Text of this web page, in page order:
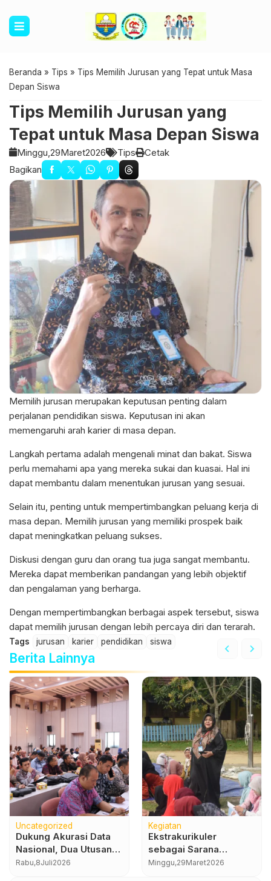
Beranda » Tips » Tips Memilih Jurusan yang Tepat untuk Masa
Depan Siswa
Tips Memilih Jurusan yang
Tepat untuk Masa Depan Siswa
Minggu, 29Maret2026 Tips
Cetak
Bagikan
Memilih jurusan merupakan keputusan penting dalam
perjalanan pendidikan siswa. Keputusan ini akan
memengaruhi arah karier di masa depan.
Langkah pertama adalah mengenali minat dan bakat. Siswa
perlu memahami apa yang mereka sukai dan kuasai. Hal ini
dapat membantu dalam menentukan jurusan yang sesuai.
Selain itu, penting untuk mempertimbangkan peluang kerja di
masa depan. Memilih jurusan yang memiliki prospek baik
dapat meningkatkan peluang sukses.
Diskusi dengan guru dan orang tua juga sangat membantu.
Mereka dapat memberikan pandangan yang lebih objektif
dan pengalaman yang berharga.
Dengan mempertimbangkan berbagai aspek tersebut, siswa
dapat memilih jurusan dengan lebih percaya diri dan terarah.
Tags jurusan karier pendidikan siswa
Berita Lainnya
Uncategorized
Dukung Akurasi Data
Nasional, Dua Utusan
SMKN 1 Kota Jambi Ikuti
Rabu,8Juli2026
Kegiatan
Ekstrakurikuler
sebagai Sarana
Pengembangan Bakat
Minggu,29Maret2026